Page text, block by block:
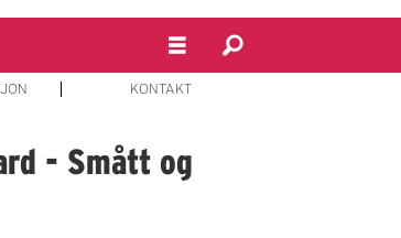
KONTAKT
- Smått og